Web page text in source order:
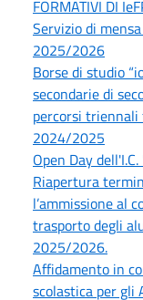
FORMATIVI DI
Servizio di
2025/2026
Borse di studio
secondarie di
percorsi triennali
2024/2025
Open Day
Riapertura
l’ammissione al
trasporto degli
2025/2026.
Affidamento in
scolastica per